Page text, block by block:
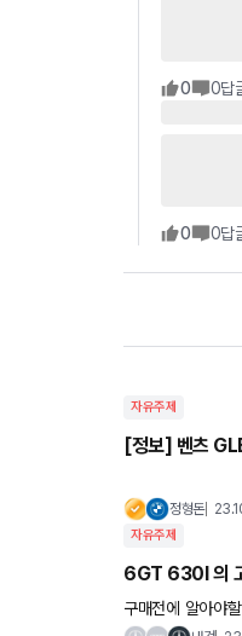
0 0답
0 0답
자유주제
[정보] 벤츠
정형돈
자유주제
6GT 630I 의
구매전에 알아야